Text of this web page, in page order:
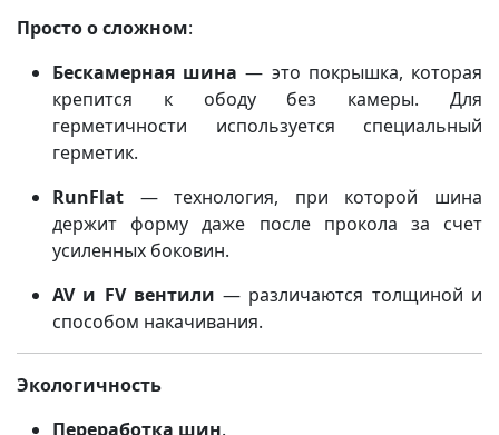
Просто о сложном:
Бескамерная шина — это покрышка, которая
крепится к ободу без камеры. Для
герметичности используется специальный
герметик.
RunFlat — технология, при которой шина
держит форму даже после прокола за счет
усиленных боковин.
AV и FV вентили — различаются толщиной и
способом накачивания.
Экологичность
Переработка шин.